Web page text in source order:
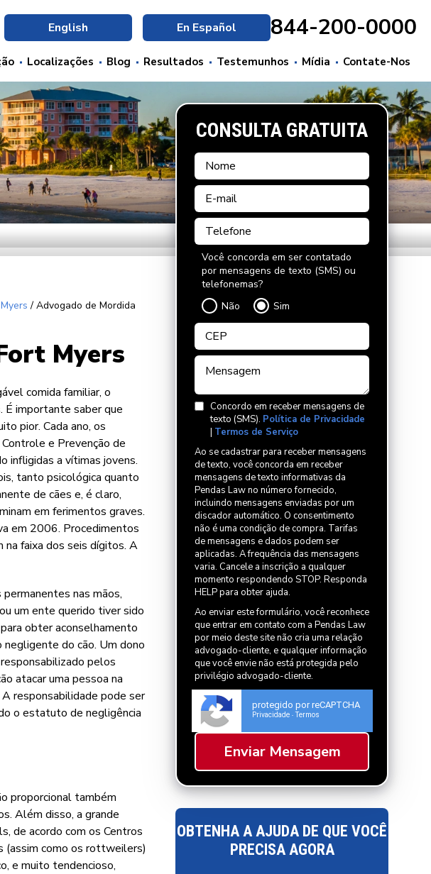
English En Español 844-200-0000
Localizações Blog Resultados Testemunhos Mídia Contate-Nos
CONSULTA GRATUITA
Você concorda em ser contatado
por mensagens de texto (SMS) ou
telefonemas?
Não
Sim
Concordo em receber mensagens de
texto (SMS). Política de Privacidade
| Termos de Serviço
Ao se cadastrar para receber mensagens
de texto, você concorda em receber
mensagens de texto informativas da
Pendas Law no número fornecido,
incluindo mensagens enviadas por um
discador automático. O consentimento
não é uma condição de compra. Tarifas
de mensagens e dados podem ser
aplicadas. A frequência das mensagens
varia. Cancele a inscrição a qualquer
momento respondendo STOP. Responda
HELP para obter ajuda.
Ao enviar este formulário, você reconhece
que entrar em contato com a Pendas Law
por meio deste site não cria uma relação
advogado-cliente, e qualquer informação
que você envie não está protegida pelo
privilégio advogado-cliente.
protegido por reCAPTCHA
Privacidade - Termos
/ Advogado de Mordida
Myers
comida familiar, o
É importante saber que
pior. Cada ano, os
e Prevenção de
infligidas a vítimas jovens.
tanto psicológica quanto
de cães e, é claro,
em ferimentos graves.
em 2006. Procedimentos
na faixa dos seis dígitos. A
nas mãos,
um ente querido tiver sido
obter aconselhamento
negligente do cão. Um dono
pelos
atacar uma pessoa na
responsabilidade pode ser
o estatuto de negligência
proporcional também
Além disso, a grande
de acordo com os Centros
(assim como os rottweilers)
e muito tendencioso,
OBTENHA A AJUDA DE QUE VOCÊ
PRECISA AGORA